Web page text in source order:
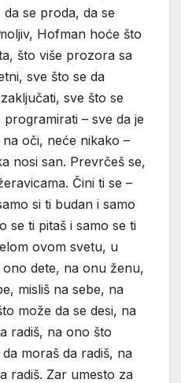
se proda, da se
Hofman hoće što
što više prozora sa
sve što se da
sve što se
– sve da je
oči, neće nikako –
nosi san. Prevrčeš se,
Čini ti se –
si ti budan i samo
se ti pitaš i samo se ti
ovom svetu, u
dete, na onu ženu,
misliš na sebe, na
može da se desi, na
radiš, na ono što
moraš da radiš, na
radiš. Zar umesto za